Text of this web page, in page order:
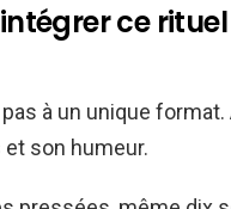
ce
à un unique format.
son humeur.